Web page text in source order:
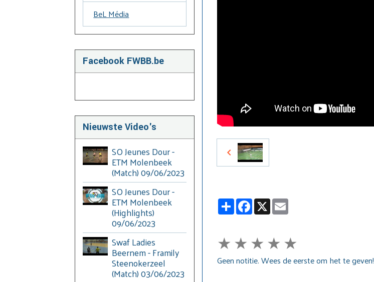
PartagerFacebook
X
★★★★★
Geen notitie. Wees de eerste om het te geven!
BeL Média
Facebook FWBB.be
Nieuwste Video's
SO Jeunes Dour -
ETM Molenbeek
(Match) 09/06/2023
SO Jeunes Dour -
ETM Molenbeek
(Highlights)
09/06/2023
Swaf Ladies
Beernem - Framily
Steenokerzeel
(Match) 03/06/2023